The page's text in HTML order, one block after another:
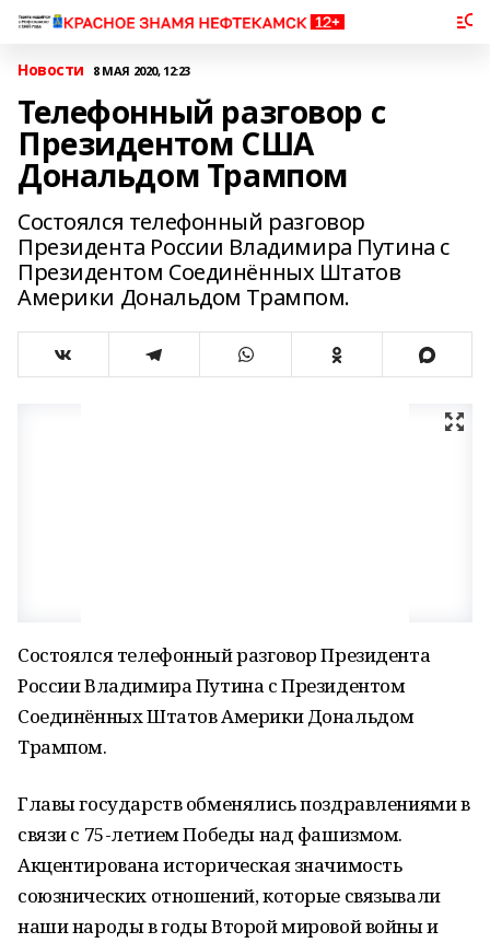
Новости 8 МАЯ 2020, 12:23
Телефонный разговор с
Президентом США
Дональдом Трампом
Состоялся телефонный разговор
Президента России Владимира Путина с
Президентом Соединённых Штатов
Америки Дональдом Трампом.
Состоялся телефонный разговор Президента
России Владимира Путина с Президентом
Соединённых Штатов Америки Дональдом
Трампом.
Главы государств обменялись поздравлениями в
связи с 75-летием Победы над фашизмом.
Акцентирована историческая значимость
союзнических отношений, которые связывали
наши народы в годы Второй мировой войны и